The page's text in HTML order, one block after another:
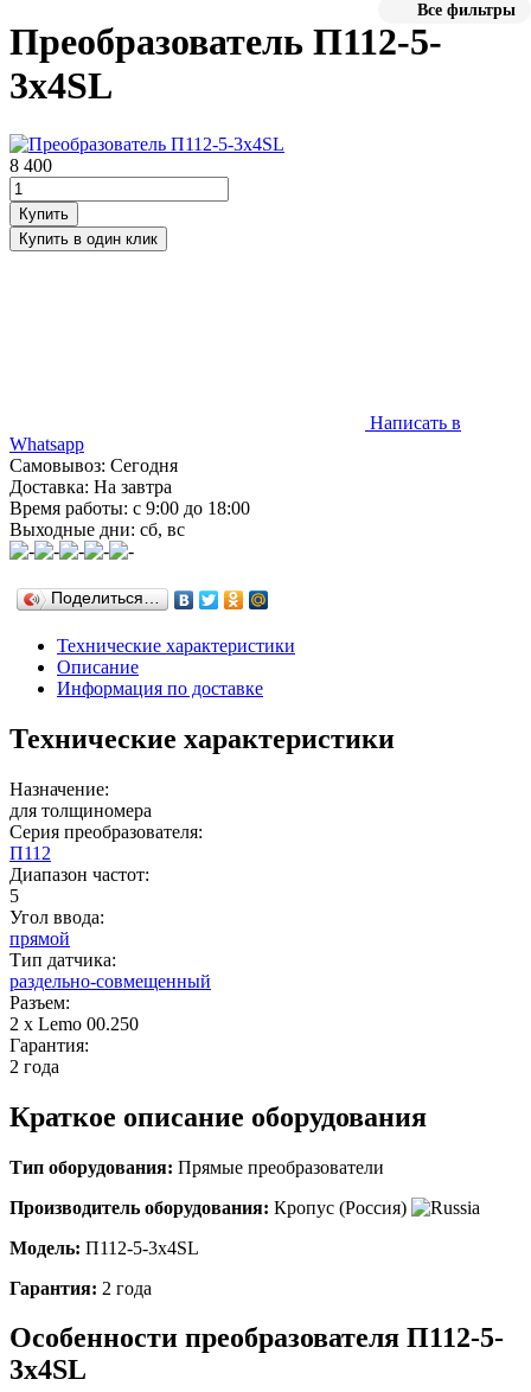
Все фильтры
Преобразователь П112-5-
3x4SL
8 400
Написать в
Whatsapp
Самовывоз: Сегодня
Доставка: На завтра
Время работы: с 9:00 до 18:00
Выходные дни: сб, вс
Поделиться…
Технические характеристики
Описание
Информация по доставке
Технические характеристики
Назначение:
для толщиномера
Серия преобразователя:
П112
Диапазон частот:
5
Угол ввода:
прямой
Тип датчика:
раздельно-совмещенный
Разъем:
2 х Lemo 00.250
Гарантия:
2 года
Краткое описание оборудования
Тип оборудования: Прямые преобразователи
Производитель оборудования: Кропус (Россия)
Модель: П112-5-3x4SL
Гарантия: 2 года
Особенности преобразователя П112-5-
3x4SL